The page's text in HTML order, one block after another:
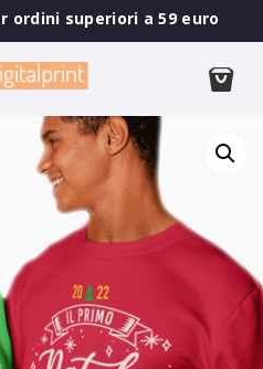
ordini superiori a 59 euro